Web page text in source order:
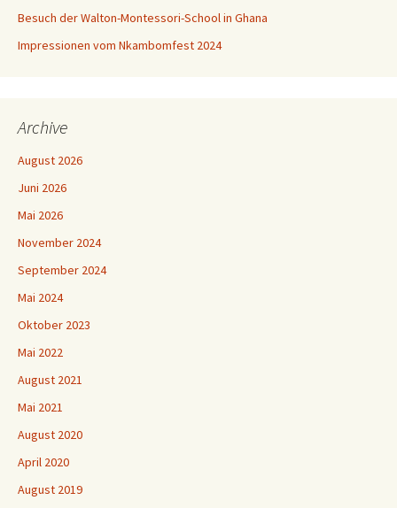
Besuch der Walton-Montessori-School in Ghana
Impressionen vom Nkambomfest 2024
Archive
August 2026
Juni 2026
Mai 2026
November 2024
September 2024
Mai 2024
Oktober 2023
Mai 2022
August 2021
Mai 2021
August 2020
April 2020
August 2019